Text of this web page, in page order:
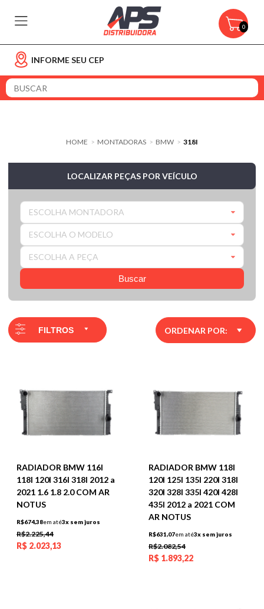
0
INFORME SEU CEP
HOME > MONTADORAS > BMW > 318I
LOCALIZAR PEÇAS POR VEÍCULO
ESCOLHA MONTADORA
ESCOLHA O MODELO
ESCOLHA A PEÇA
Buscar
FILTROS ORDENAR POR:
RADIADOR BMW 116I
118I 120I 316I 318I 2012 a
2021 1.6 1.8 2.0 COM AR
NOTUS
R$674,38em até3x sem juros
R$2.225,44
R$ 2.023,13
RADIADOR BMW 118I
120I 125I 135I 220I 318I
320I 328I 335I 420I 428I
435I 2012 a 2021 COM
AR NOTUS
R$631,07em até3x sem juros
R$2.082,54
R$ 1.893,22